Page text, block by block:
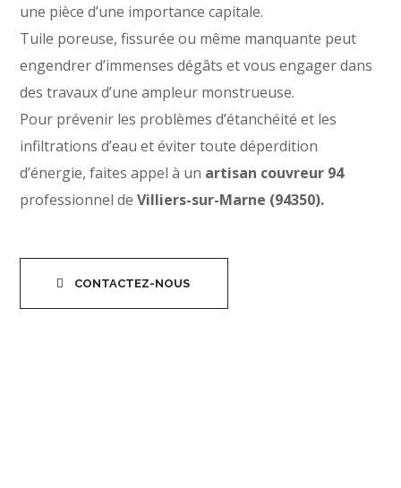
une pièce d’une importance capitale.
Tuile poreuse, fissurée ou même manquante peut
engendrer d’immenses dégâts et vous engager dans
des travaux d’une ampleur monstrueuse.
Pour prévenir les problèmes d’étanchéité et les
infiltrations d’eau et éviter toute déperdition
d’énergie, faites appel à un artisan couvreur 94
professionnel deVilliers-sur-Marne (94350).
CONTACTEZ-NOUS